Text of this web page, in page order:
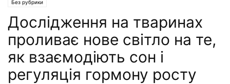
Без рубрики
Дослідження на тваринах
проливає нове світло на те,
як взаємодіють сон і
регуляція гормону росту